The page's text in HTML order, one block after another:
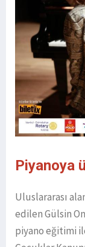
Piyanoya
Uluslararası
edilen Gülsin
piyano eğitimi